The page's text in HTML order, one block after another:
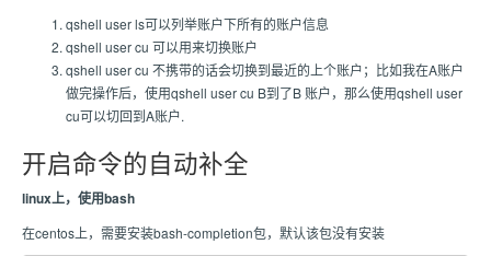
qshell user ls可以列举账户下所有的账户信息
qshell user cu 可以用来切换账户
qshell user cu 不携带的话会切换到最近的上个账户；比如我在A账户
做完操作后，使用qshell user cu B到了B 账户，那么使用qshell user
cu可以切回到A账户.
开启命令的自动补全
linux上，使用bash
在centos上，需要安装bash-completion包，默认该包没有安装